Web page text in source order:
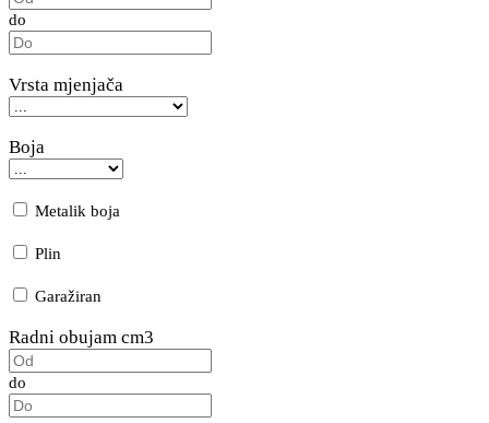
do
Vrsta mjenjača
Boja
Metalik boja
Plin
Garažiran
Radni obujam cm3
do